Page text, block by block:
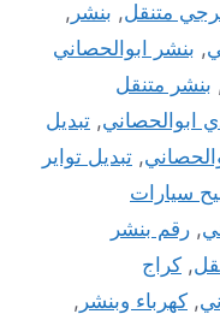
متنقل, بنشر ,
, بنشر ابوالحصاني
بنشر متنقل
ابوالحصاني, تبديل
, تبديل تواير
سيارات
, رقم بنشر
, كراج
, كهرباء وبنشر ,